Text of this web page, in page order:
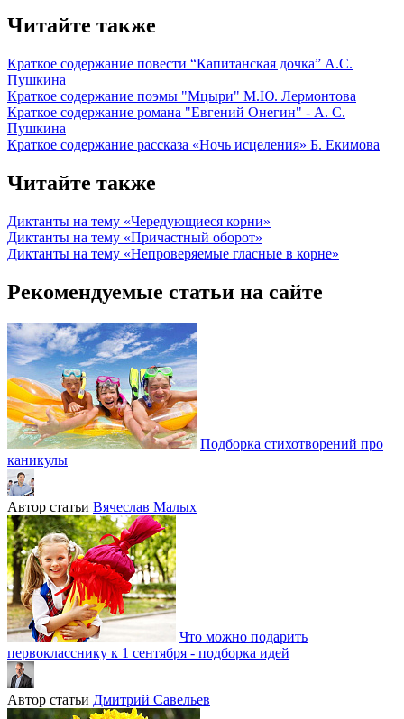
Читайте также
Краткое содержание повести “Капитанская дочка” А.С.
Пушкина
Краткое содержание поэмы "Мцыри" М.Ю. Лермонтова
Краткое содержание романа "Евгений Онегин" - А. С.
Пушкина
Краткое содержание рассказа «Ночь исцеления» Б. Екимова
Читайте также
Диктанты на тему «Чередующиеся корни»
Диктанты на тему «Причастный оборот»
Диктанты на тему «Непроверяемые гласные в корне»
Рекомендуемые статьи на сайте
Подборка стихотворений про
каникулы
Автор статьи Вячеслав Малых
Что можно подарить
первокласснику к 1 сентября - подборка идей
Автор статьи Дмитрий Савельев